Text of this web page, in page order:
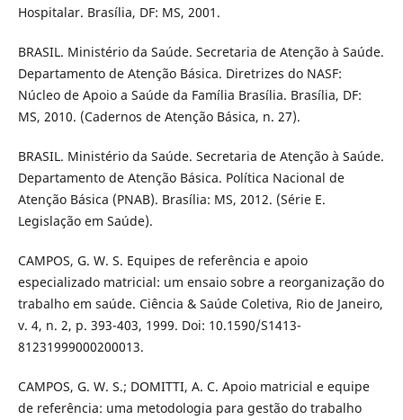
Hospitalar. Brasília, DF: MS, 2001.
BRASIL. Ministério da Saúde. Secretaria de Atenção à Saúde.
Departamento de Atenção Básica. Diretrizes do NASF:
Núcleo de Apoio a Saúde da Família Brasília. Brasília, DF:
MS, 2010. (Cadernos de Atenção Básica, n. 27).
BRASIL. Ministério da Saúde. Secretaria de Atenção à Saúde.
Departamento de Atenção Básica. Política Nacional de
Atenção Básica (PNAB). Brasília: MS, 2012. (Série E.
Legislação em Saúde).
CAMPOS, G. W. S. Equipes de referência e apoio
especializado matricial: um ensaio sobre a reorganização do
trabalho em saúde. Ciência & Saúde Coletiva, Rio de Janeiro,
v. 4, n. 2, p. 393-403, 1999. Doi: 10.1590/S1413-
81231999000200013.
CAMPOS, G. W. S.; DOMITTI, A. C. Apoio matricial e equipe
de referência: uma metodologia para gestão do trabalho